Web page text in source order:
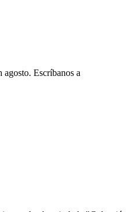
Escríbanos a